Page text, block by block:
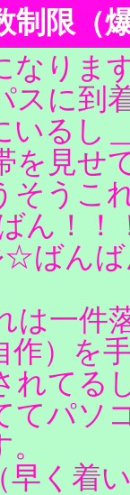
制限（
なりま
スに到
いるし
を見せ
そうこ
ん！
☆ばん
は一件
作）を
れてる
てパソ
早く着